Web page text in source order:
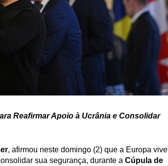
Reafirmar Apoio à Ucrânia e Consolidar
, afirmou neste domingo (2) que a Europa vive
sua segurança, durante a Cúpula de